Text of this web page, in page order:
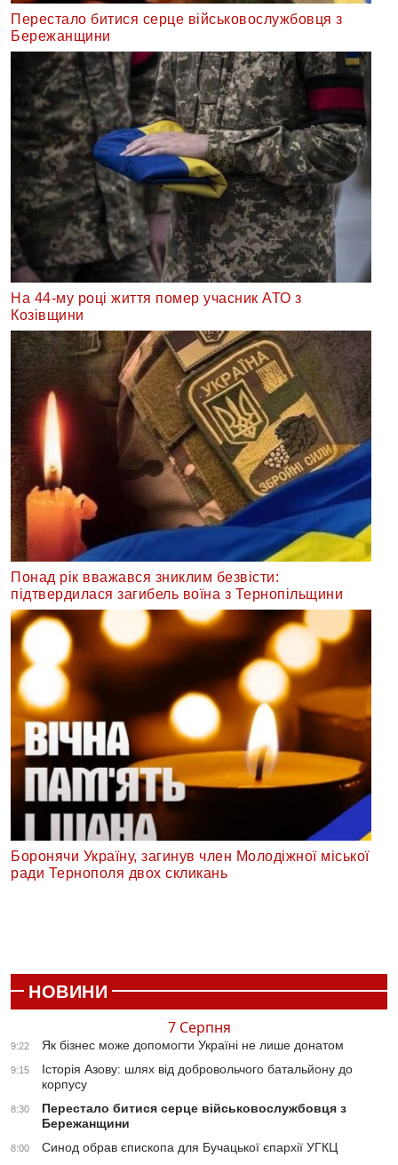
Перестало битися серце військовослужбовця з
Бережанщини
На 44-му році життя помер учасник АТО з
Козівщини
Понад рік вважався зниклим безвісти:
підтвердилася загибель воїна з Тернопільщини
Боронячи Україну, загинув член Молодіжної міської
ради Тернополя двох скликань
НОВИНИ
7 Серпня
9:22 Як бізнес може допомогти Україні не лише донатом
9:15
Історія Азову: шлях від добровольчого батальйону до
корпусу
8:30
Перестало битися серце військовослужбовця з
Бережанщини
8:00
Синод обрав єпископа для Бучацької єпархії УГКЦ